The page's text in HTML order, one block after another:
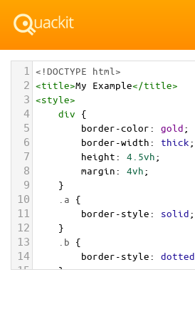
1 <!DOCTYPE html>
2 <title>My Example</title>
3 <style>
4 div {
5 border-color: gold;
6 border-width: thick;
7 height: 4.5vh;
8 margin: 4vh;
9 }
10 .a {
11 border-style: solid;
12 }
13 .b {
14 border-style: dotted
15 }